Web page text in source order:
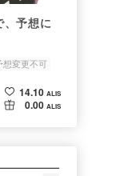
、予想に
想変更不可
14.10 ALIS
0.00 ALIS